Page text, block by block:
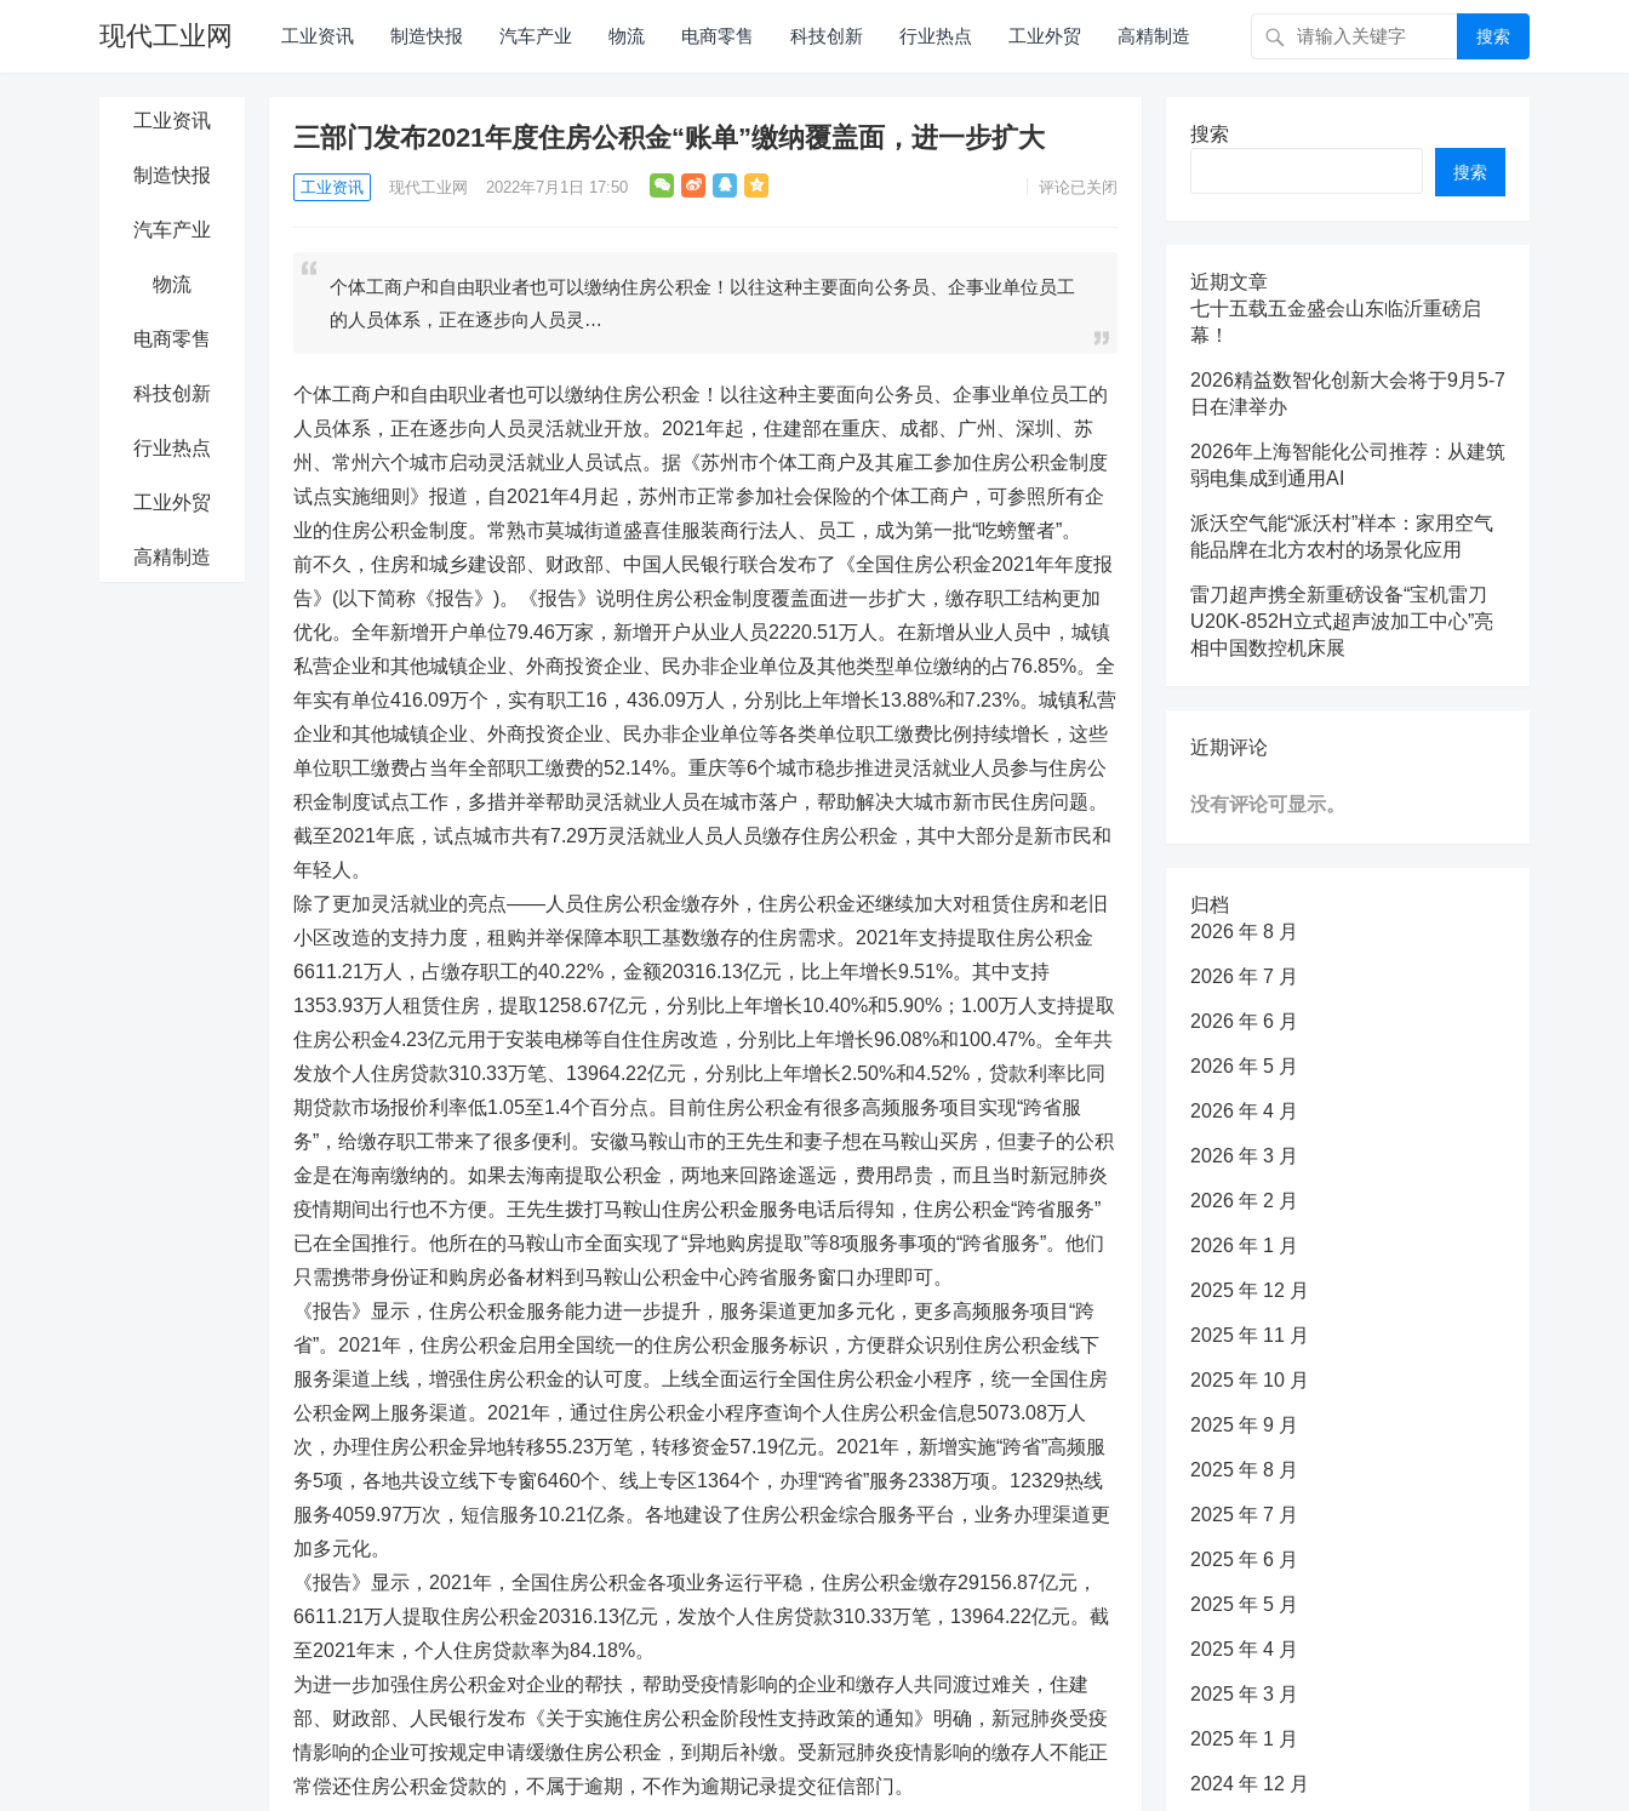
现代工业网 工业资讯 制造快报 汽车产业 物流 电商零售 科技创新 行业热点 工业外贸 高精制造 搜索
工业资讯
制造快报
汽车产业
物流
电商零售
科技创新
行业热点
工业外贸
高精制造
三部门发布2021年度住房公积金“账单”缴纳覆盖面，进一步扩大
工业资讯 现代工业网 2022年7月1日 17:50 评论已关闭
个体工商户和自由职业者也可以缴纳住房公积金！以往这种主要面向公务员、企事业单位员工
的人员体系，正在逐步向人员灵…
个体工商户和自由职业者也可以缴纳住房公积金！以往这种主要面向公务员、企事业单位员工的
人员体系，正在逐步向人员灵活就业开放。2021年起，住建部在重庆、成都、广州、深圳、苏
州、常州六个城市启动灵活就业人员试点。据《苏州市个体工商户及其雇工参加住房公积金制度
试点实施细则》报道，自2021年4月起，苏州市正常参加社会保险的个体工商户，可参照所有企
业的住房公积金制度。常熟市莫城街道盛喜佳服装商行法人、员工，成为第一批“吃螃蟹者”。
前不久，住房和城乡建设部、财政部、中国人民银行联合发布了《全国住房公积金2021年年度报
告》(以下简称《报告》)。《报告》说明住房公积金制度覆盖面进一步扩大，缴存职工结构更加
优化。全年新增开户单位79.46万家，新增开户从业人员2220.51万人。在新增从业人员中，城镇
私营企业和其他城镇企业、外商投资企业、民办非企业单位及其他类型单位缴纳的占76.85%。全
年实有单位416.09万个，实有职工16，436.09万人，分别比上年增长13.88%和7.23%。城镇私营
企业和其他城镇企业、外商投资企业、民办非企业单位等各类单位职工缴费比例持续增长，这些
单位职工缴费占当年全部职工缴费的52.14%。重庆等6个城市稳步推进灵活就业人员参与住房公
积金制度试点工作，多措并举帮助灵活就业人员在城市落户，帮助解决大城市新市民住房问题。
截至2021年底，试点城市共有7.29万灵活就业人员人员缴存住房公积金，其中大部分是新市民和
年轻人。
除了更加灵活就业的亮点——人员住房公积金缴存外，住房公积金还继续加大对租赁住房和老旧
小区改造的支持力度，租购并举保障本职工基数缴存的住房需求。2021年支持提取住房公积金
6611.21万人，占缴存职工的40.22%，金额20316.13亿元，比上年增长9.51%。其中支持
1353.93万人租赁住房，提取1258.67亿元，分别比上年增长10.40%和5.90%；1.00万人支持提取
住房公积金4.23亿元用于安装电梯等自住住房改造，分别比上年增长96.08%和100.47%。全年共
发放个人住房贷款310.33万笔、13964.22亿元，分别比上年增长2.50%和4.52%，贷款利率比同
期贷款市场报价利率低1.05至1.4个百分点。目前住房公积金有很多高频服务项目实现“跨省服
务”，给缴存职工带来了很多便利。安徽马鞍山市的王先生和妻子想在马鞍山买房，但妻子的公积
金是在海南缴纳的。如果去海南提取公积金，两地来回路途遥远，费用昂贵，而且当时新冠肺炎
疫情期间出行也不方便。王先生拨打马鞍山住房公积金服务电话后得知，住房公积金“跨省服务”
已在全国推行。他所在的马鞍山市全面实现了“异地购房提取”等8项服务事项的“跨省服务”。他们
只需携带身份证和购房必备材料到马鞍山公积金中心跨省服务窗口办理即可。
《报告》显示，住房公积金服务能力进一步提升，服务渠道更加多元化，更多高频服务项目“跨
省”。2021年，住房公积金启用全国统一的住房公积金服务标识，方便群众识别住房公积金线下
服务渠道上线，增强住房公积金的认可度。上线全面运行全国住房公积金小程序，统一全国住房
公积金网上服务渠道。2021年，通过住房公积金小程序查询个人住房公积金信息5073.08万人
次，办理住房公积金异地转移55.23万笔，转移资金57.19亿元。2021年，新增实施“跨省”高频服
务5项，各地共设立线下专窗6460个、线上专区1364个，办理“跨省”服务2338万项。12329热线
服务4059.97万次，短信服务10.21亿条。各地建设了住房公积金综合服务平台，业务办理渠道更
加多元化。
《报告》显示，2021年，全国住房公积金各项业务运行平稳，住房公积金缴存29156.87亿元，
6611.21万人提取住房公积金20316.13亿元，发放个人住房贷款310.33万笔，13964.22亿元。截
至2021年末，个人住房贷款率为84.18%。
为进一步加强住房公积金对企业的帮扶，帮助受疫情影响的企业和缴存人共同渡过难关，住建
部、财政部、人民银行发布《关于实施住房公积金阶段性支持政策的通知》明确，新冠肺炎受疫
情影响的企业可按规定申请缓缴住房公积金，到期后补缴。受新冠肺炎疫情影响的缴存人不能正
常偿还住房公积金贷款的，不属于逾期，不作为逾期记录提交征信部门。
搜索
搜索
近期文章
七十五载五金盛会山东临沂重磅启
幕！
2026精益数智化创新大会将于9月5-7
日在津举办
2026年上海智能化公司推荐：从建筑
弱电集成到通用AI
派沃空气能“派沃村”样本：家用空气
能品牌在北方农村的场景化应用
雷刀超声携全新重磅设备“宝机雷刀
U20K-852H立式超声波加工中心”亮
相中国数控机床展
近期评论
没有评论可显示。
归档
2026 年 8 月
2026 年 7 月
2026 年 6 月
2026 年 5 月
2026 年 4 月
2026 年 3 月
2026 年 2 月
2026 年 1 月
2025 年 12 月
2025 年 11 月
2025 年 10 月
2025 年 9 月
2025 年 8 月
2025 年 7 月
2025 年 6 月
2025 年 5 月
2025 年 4 月
2025 年 3 月
2025 年 1 月
2024 年 12 月